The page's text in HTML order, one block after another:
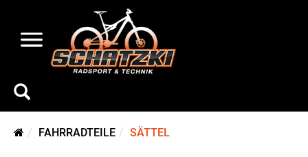
FAHRRADTEILE SÄTTEL